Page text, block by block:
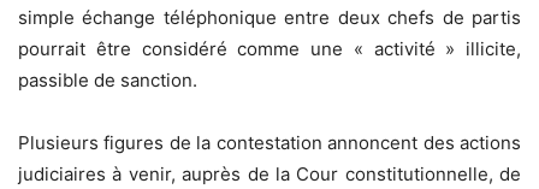
simple échange téléphonique entre deux chefs de partis
pourrait être considéré comme une « activité » illicite,
passible de sanction.
Plusieurs figures de la contestation annoncent des actions
judiciaires à venir, auprès de la Cour constitutionnelle, de